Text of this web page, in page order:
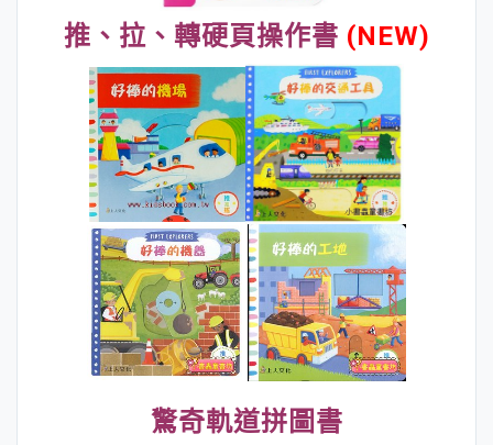
推、拉、轉硬頁操作書 (NEW)
驚奇軌道拼圖書